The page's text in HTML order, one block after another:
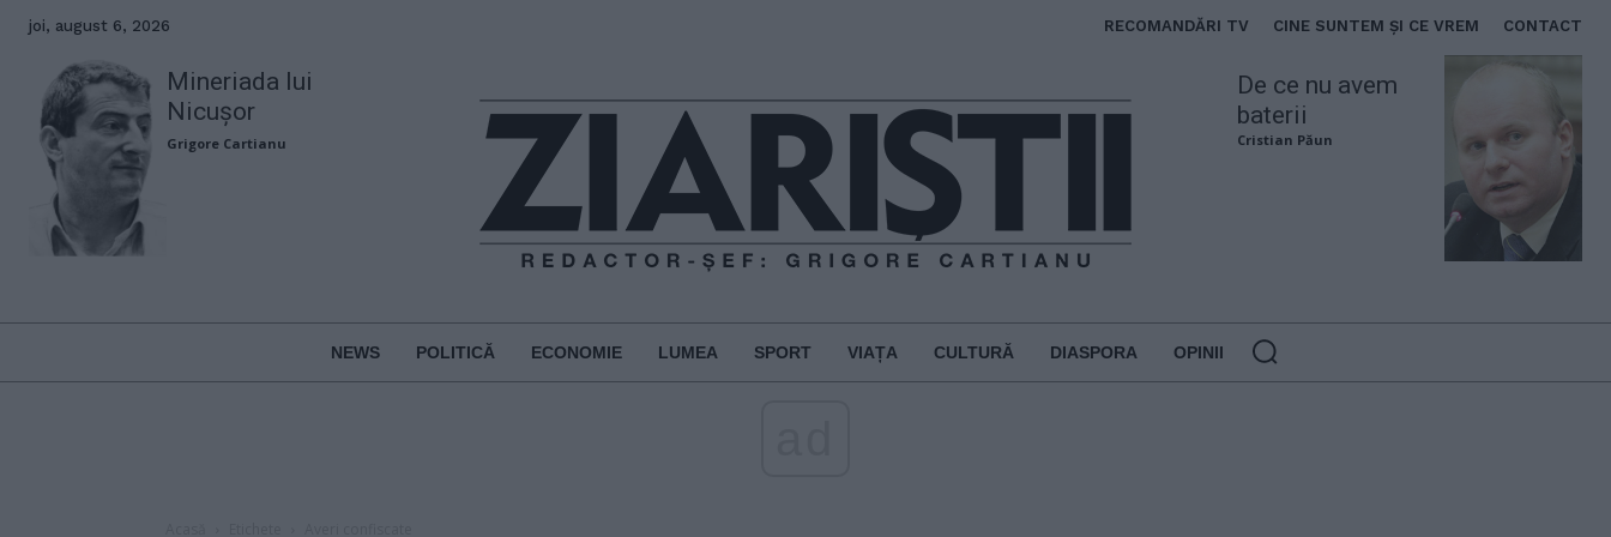
joi, august 6, 2026 RECOMANDĂRI TV CINE SUNTEM ȘI CE VREM CONTACT
Mineriada lui
Nicușor
Grigore Cartianu
De ce nu avem
baterii
Cristian Păun
NEWS POLITICĂ ECONOMIE LUMEA SPORT VIAȚA CULTURĂ DIASPORA OPINII